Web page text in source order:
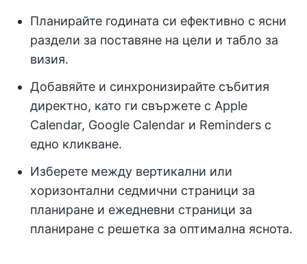
Планирайте годината си ефективно с ясни
раздели за поставяне на цели и табло за
визия.
Добавяйте и синхронизирайте събития
директно, като ги свържете с Apple
Calendar, Google Calendar и Reminders с
едно кликване.
Изберете между вертикални или
хоризонтални седмични страници за
планиране и ежедневни страници за
планиране с решетка за оптимална яснота.